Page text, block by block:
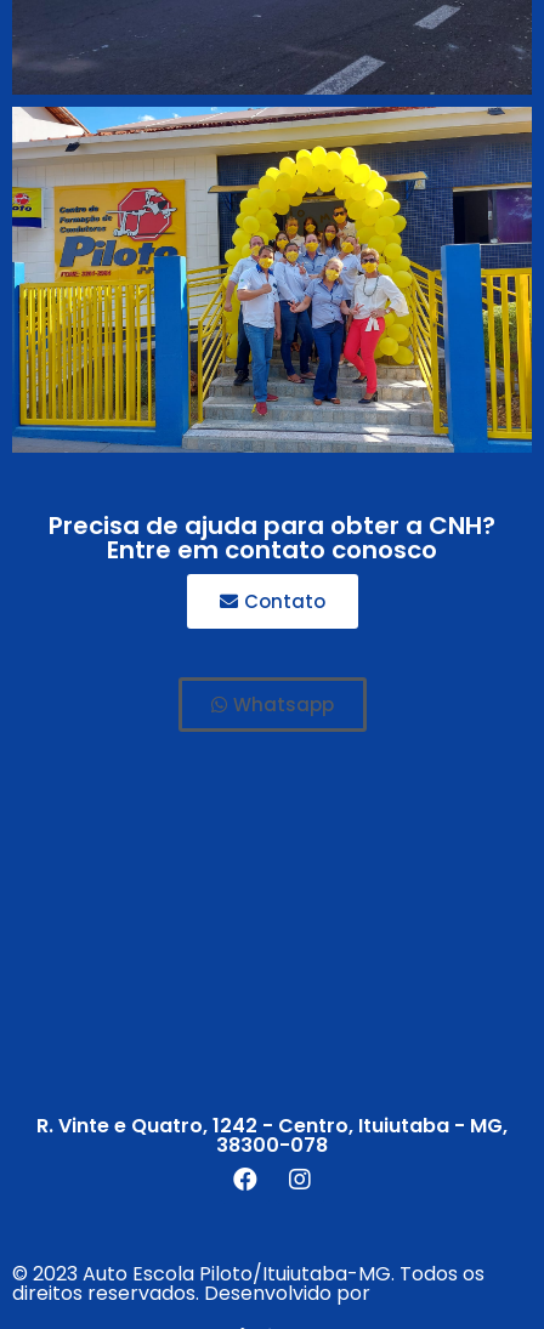
Precisa de ajuda para obter a CNH?
Entre em contato conosco
Contato
Whatsapp
R. Vinte e Quatro, 1242 - Centro, Ituiutaba - MG,
38300-078
© 2023 Auto Escola Piloto/Ituiutaba-MG. Todos os
direitos reservados. Desenvolvido por